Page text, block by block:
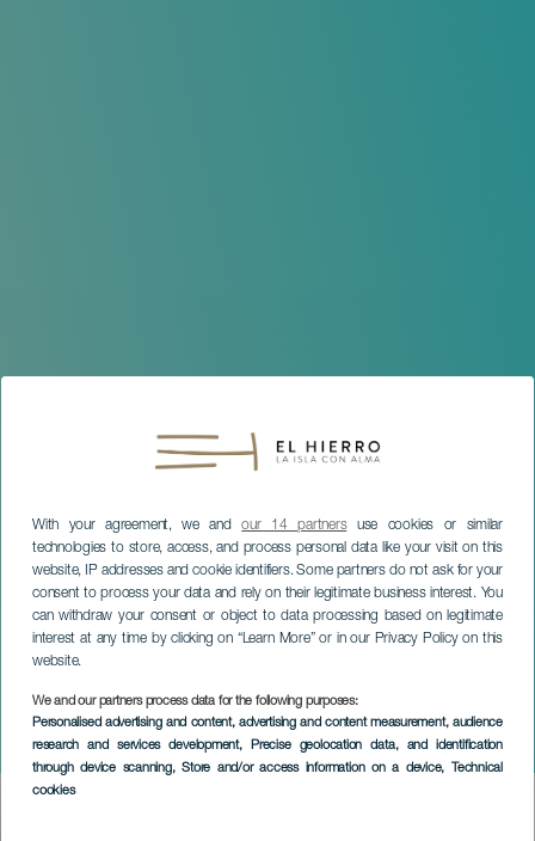
With your agreement, we andour 14 partnersuse cookies or similar
technologies to store, access, and process personal data like your visit on this
website, IP addresses and cookie identifiers. Some partners do not ask for your
consent to process your data and rely on their legitimate business interest. You
can withdraw your consent or object to data processing based on legitimate
interest at any time by clicking on “Learn More” or in our Privacy Policy on this
website.
We and our partners process data for the following purposes:
Personalised advertising and content, advertising and content measurement, audience
research and services development, Precise geolocation data, and identification
through device scanning, Store and/or access information on a device, Technical
cookies
El Buen Querer
EL HIERRO